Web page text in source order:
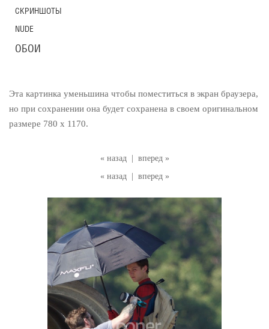
« назад
вперед »
« назад
вперед »
Эта картинка уменьшина чтобы поместиться в экран браузера,
но при сохранении она будет сохранена в своем оригинальном
размере 780 x 1170.
СКРИНШОТЫ
NUDE
ОБОИ